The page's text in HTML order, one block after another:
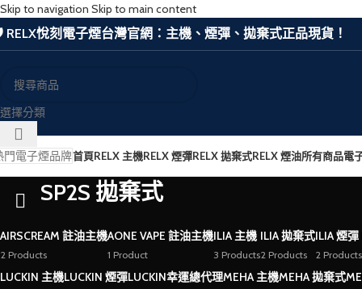
Skip to navigation Skip to main content
RELX悅刻電子煙台灣官網：主機、煙彈、拋棄式正品現貨！
選擇分類
門電子煙品牌首頁RELX 主機RELX 煙彈RELX 拋棄式RELX 煙油所有商品電
SP2S 拋棄式
AIRSCREAM 註油主機
2 Products
AONE VAPE 註油主機
1 Product
ILIA 主機
3 Products
ILIA 拋棄式
2 Products
ILIA 煙彈
2 Products
LUCKIN 主機LUCKIN 煙彈LUCKIN幸運總代理MEHA 主機MEHA 拋棄式